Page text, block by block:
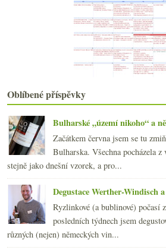
Pár kousků z Madiranu a Cahors
Fajn ryzlink aneb vyšla sázka na
Chablis a Chalonnaise aneb 16x bílé
Osvěžující letní pití
Sauvignony a pinoty od Serge Laloue
►června(21)
►května
►dubna(21)
►března(21)
►února(20)
►ledna(22)
►2013(249)
►2012(254)
►2011(252)
► 2010 (249)
2009 (249)
Oblíbené příspěvky
Bulharské „území nikoho“ a
Začátkem června jsem se tu
Bulharska. Všechna pocházela
stejně jako dnešní vzorek, a pro...
Degustace Werther-Windisch
Ryzlinkové (a bublinové) počasí
posledních týdnech jsem
různých (nejen) německých vin...